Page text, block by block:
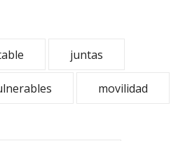
juntas
movilidad